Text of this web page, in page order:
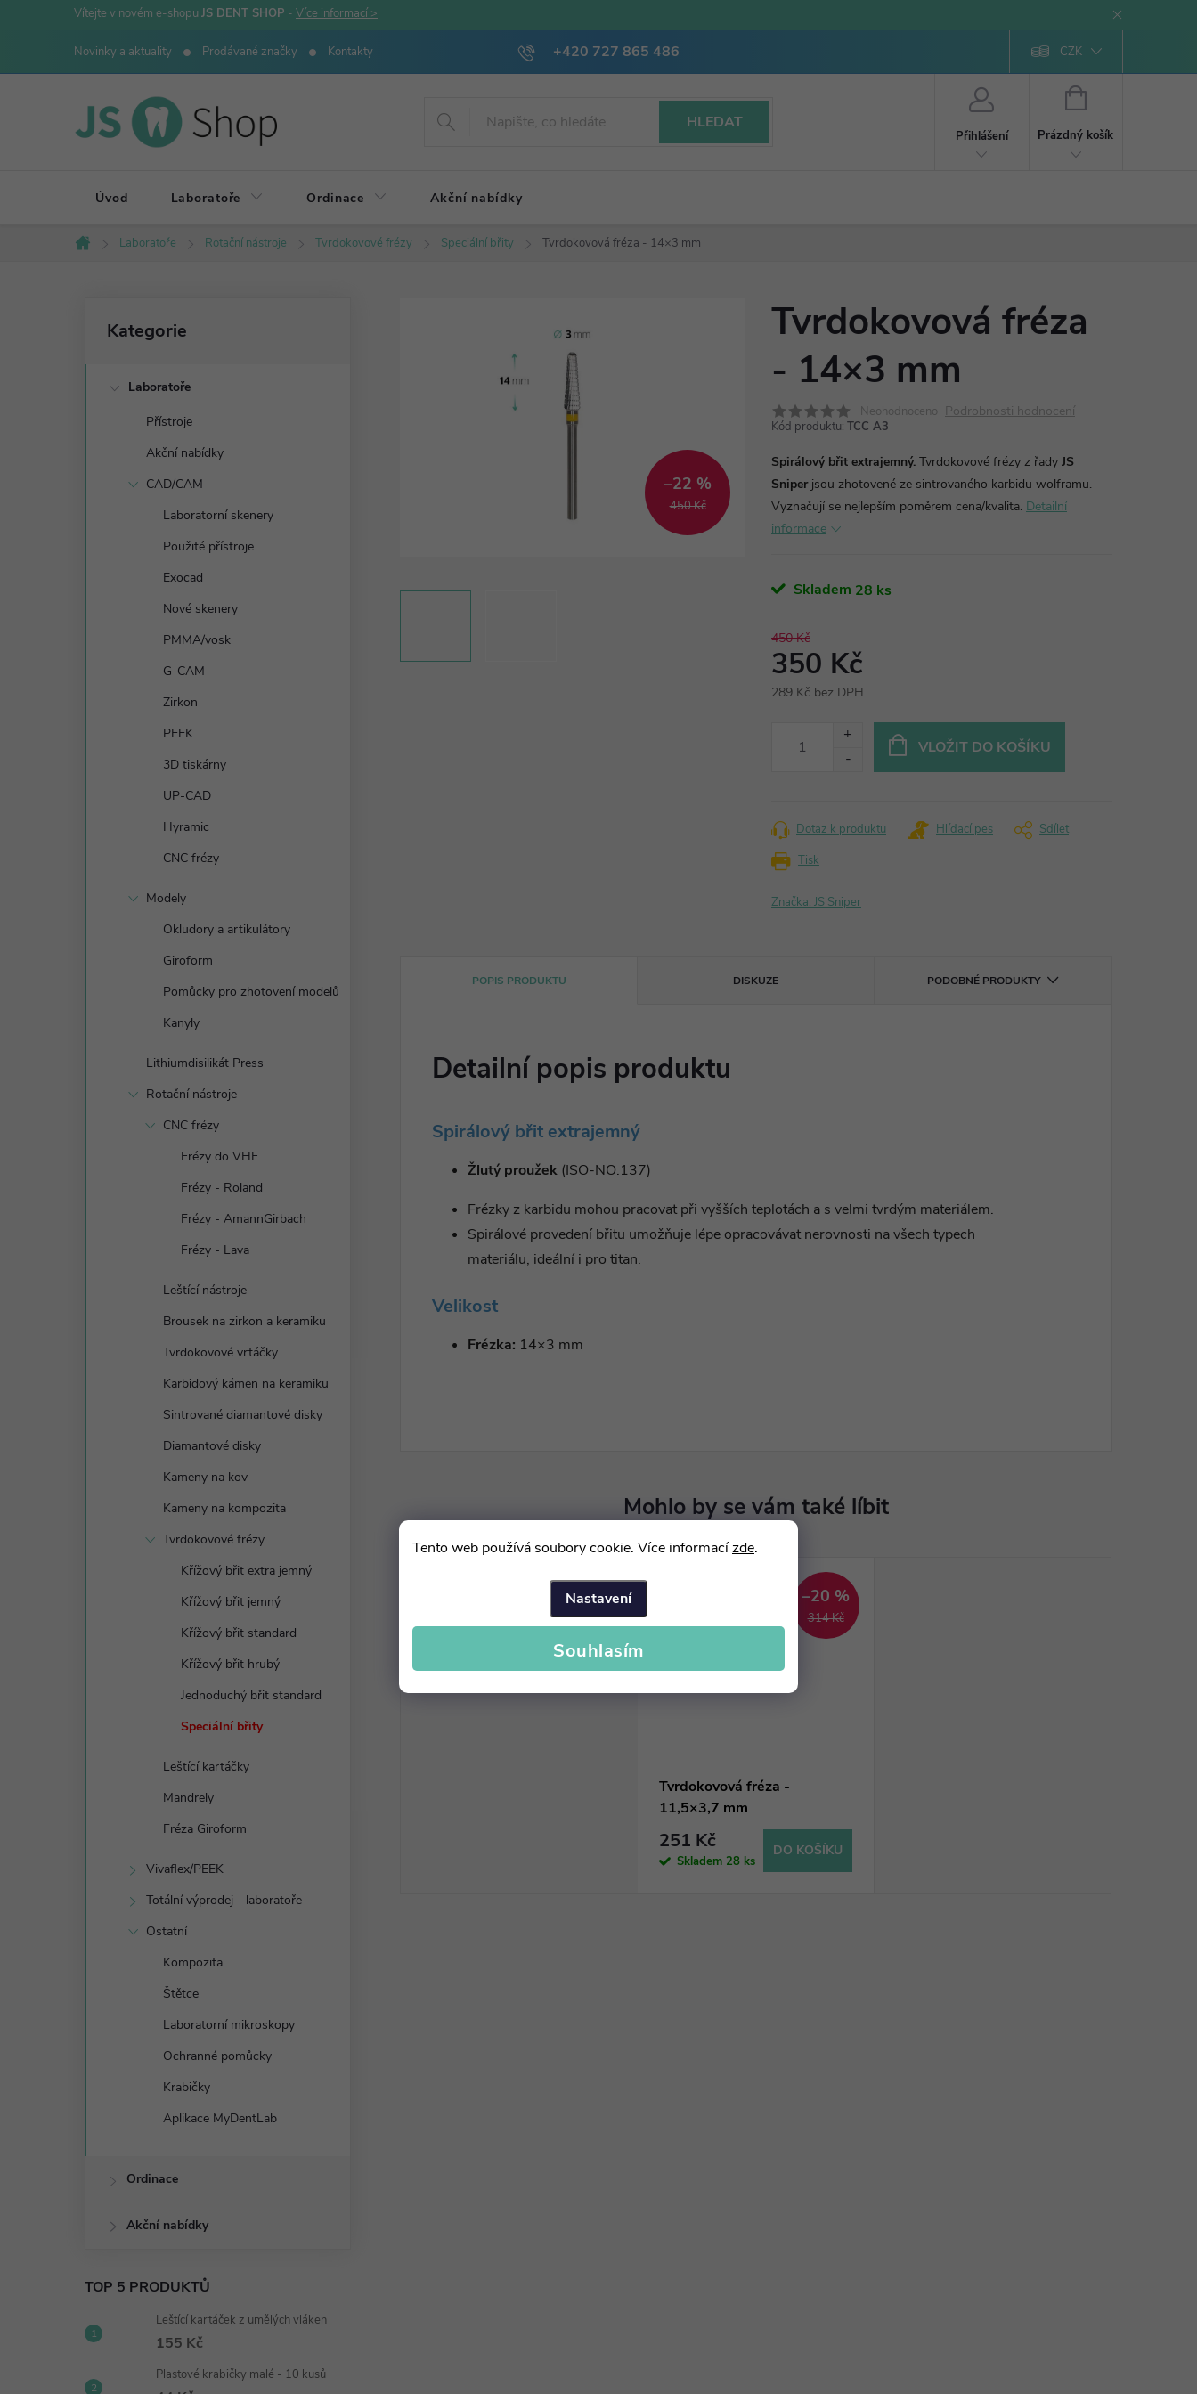
Tento web používá soubory cookie. Více informacízde.
Nastavení
Souhlasím
Vítejte v novém e-shopu JS DENT SHOP - Více informací >
+420 727 865 486
Novinky a aktuality Prodávané značky Kontakty CZK
HLEDAT
Přihlášení
NÁKUPNÍ
Prázdný košík
Úvod Laboratoře Ordinace Akční nabídky
Domů
Laboratoře Rotační nástroje Tvrdokovové frézy Speciální břity Tvrdokovová fréza - 14×3 mm
o
kategorie
Kategorie
Laboratoře
Přístroje
Akční nabídky
CAD/CAM
Laboratorní skenery
Použité přístroje
Exocad
Nové skenery
PMMA/vosk
G-CAM
Zirkon
PEEK
3D tiskárny
UP-CAD
Hyramic
CNC frézy
Modely
Okludory a artikulátory
Giroform
Pomůcky pro zhotovení modelů
Kanyly
Lithiumdisilikát Press
Rotační nástroje
CNC frézy
Frézy do VHF
Frézy - Roland
Frézy - AmannGirbach
Frézy - Lava
Leštící nástroje
Brousek na zirkon a keramiku
Tvrdokovové vrtáčky
Karbidový kámen na keramiku
Sintrované diamantové disky
Diamantové disky
Kameny na kov
Kameny na kompozita
Tvrdokovové frézy
Křížový břit extra jemný
Křížový břit jemný
Křížový břit standard
Křížový břit hrubý
Jednoduchý břit standard
Speciální břity
Leštící kartáčky
Mandrely
Fréza Giroform
Vivaflex/PEEK
Totální výprodej - laboratoře
Ostatní
Kompozita
Štětce
Laboratorní mikroskopy
Ochranné pomůcky
Krabičky
Aplikace MyDentLab
Ordinace
Akční nabídky
TOP 5 PRODUKTŮ
Leštící kartáček z umělých vláken
155 Kč
Plastové krabičky malé - 10 kusů
450 Kč
–22 %
Tvrdokovová fréza
- 14×3 mm
Neohodnoceno Podrobnosti hodnocení
Kód produktu: TCC A3
Spirálový břit extrajemný. Tvrdokovové frézy z řady JS
Sniperjsou zhotovené ze sintrovaného karbidu wolframu.
Vyznačují se nejlepším poměrem cena/kvalita. Detailní
informace
Skladem 28 ks
450 Kč
350 Kč
289 Kč bez DPH
VLOŽIT DO KOŠÍKU
Tisk
Dotaz k produktu Hlídací pes Sdílet
Značka: JS Sniper
POPIS PRODUKTU DISKUZE PODOBNÉ PRODUKTY
Detailní popis produktu
Spirálový břit extrajemný
Žlutý proužek (ISO-NO.137)
Frézky z karbidu mohou pracovat při vyšších teplotách a s velmi tvrdým materiálem.
Spirálové provedení břitu umožňuje lépe opracovávat nerovnosti na všech typech
materiálu, ideální i pro titan.
Velikost
Frézka: 14×3 mm
314 Kč
–20 %
Tvrdokovová fréza -
11,5×3,7 mm
251 Kč
Skladem 28 ks
DO KOŠÍKU